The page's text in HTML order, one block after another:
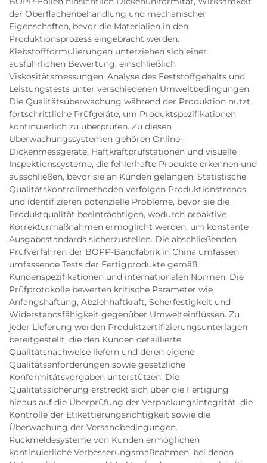
der Oberflächenbehandlung und mechanischer
Eigenschaften, bevor die Materialien in den
Produktionsprozess eingebracht werden.
Klebstoffformulierungen unterziehen sich einer
ausführlichen Bewertung, einschließlich
Viskositätsmessungen, Analyse des Feststoffgehalts und
Leistungstests unter verschiedenen Umweltbedingungen.
Die Qualitätsüberwachung während der Produktion nutzt
fortschrittliche Prüfgeräte, um Produktspezifikationen
kontinuierlich zu überprüfen. Zu diesen
Überwachungssystemen gehören Online-
Dickenmessgeräte, Haftkraftprüfstationen und visuelle
Inspektionssysteme, die fehlerhafte Produkte erkennen und
ausschließen, bevor sie an Kunden gelangen. Statistische
Qualitätskontrollmethoden verfolgen Produktionstrends
und identifizieren potenzielle Probleme, bevor sie die
Produktqualität beeinträchtigen, wodurch proaktive
Korrekturmaßnahmen ermöglicht werden, um konstante
Ausgabestandards sicherzustellen. Die abschließenden
Prüfverfahren der BOPP-Bandfabrik in China umfassen
umfassende Tests der Fertigprodukte gemäß
Kundenspezifikationen und internationalen Normen. Die
Prüfprotokolle bewerten kritische Parameter wie
Anfangshaftung, Abziehhaftkraft, Scherfestigkeit und
Widerstandsfähigkeit gegenüber Umwelteinflüssen. Zu
jeder Lieferung werden Produktzertifizierungsunterlagen
bereitgestellt, die den Kunden detaillierte
Qualitätsnachweise liefern und deren eigene
Qualitätsanforderungen sowie gesetzliche
Konformitätsvorgaben unterstützen. Die
Qualitätssicherung erstreckt sich über die Fertigung
hinaus auf die Überprüfung der Verpackungsintegrität, die
Kontrolle der Etikettierungsrichtigkeit sowie die
Überwachung der Versandbedingungen.
Rückmeldesysteme von Kunden ermöglichen
kontinuierliche Verbesserungsmaßnahmen, bei denen